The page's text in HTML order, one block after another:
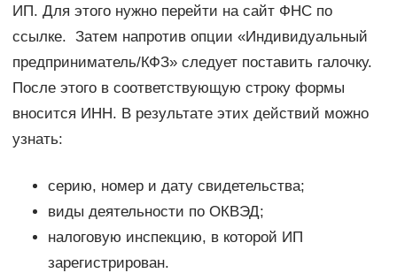
ИП. Для этого нужно перейти на сайт ФНС по
ссылке. Затем напротив опции «Индивидуальный
предприниматель/КФЗ» следует поставить галочку.
После этого в соответствующую строку формы
вносится ИНН. В результате этих действий можно
узнать:
серию, номер и дату свидетельства;
виды деятельности по ОКВЭД;
налоговую инспекцию, в которой ИП
зарегистрирован.